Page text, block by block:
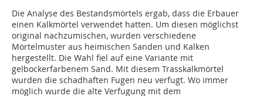
Die Analyse des Bestandsmörtels ergab, dass die Erbauer
einen Kalkmörtel verwendet hatten. Um diesen möglichst
original nachzumischen, wurden verschiedene
Mörtelmuster aus heimischen Sanden und Kalken
hergestellt. Die Wahl fiel auf eine Variante mit
gelbockerfarbenem Sand. Mit diesem Trasskalkmörtel
wurden die schadhaften Fugen neu verfugt. Wo immer
möglich wurde die alte Verfugung mit dem